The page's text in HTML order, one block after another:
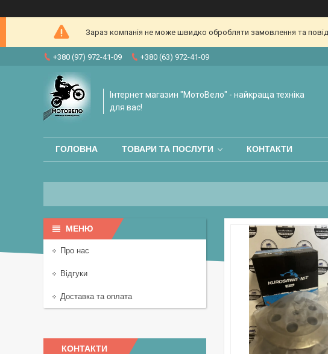
Зараз компанія не може швидко обробляти замовлення та
+380 (97) 972-41-09 +380 (63) 972-41-09
Інтернет магазин "МотоВело" - найкраща техніка
для вас!
ГОЛОВНА ТОВАРИ ТА ПОСЛУГИ КОНТАКТИ
Про нас
Відгуки
Доставка та оплата
КОНТАКТИ